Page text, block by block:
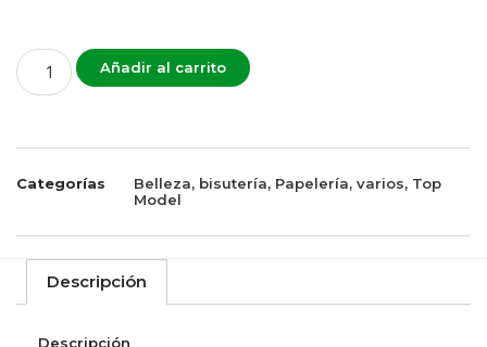
Añadir al carrito
Categorías Belleza, bisutería, Papelería, varios, Top
Model
Descripción
Descripción